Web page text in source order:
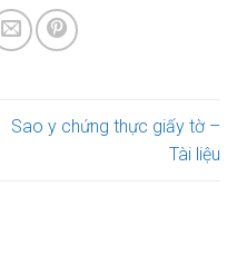
Sao y chứng thực giấy tờ –
Tài liệu